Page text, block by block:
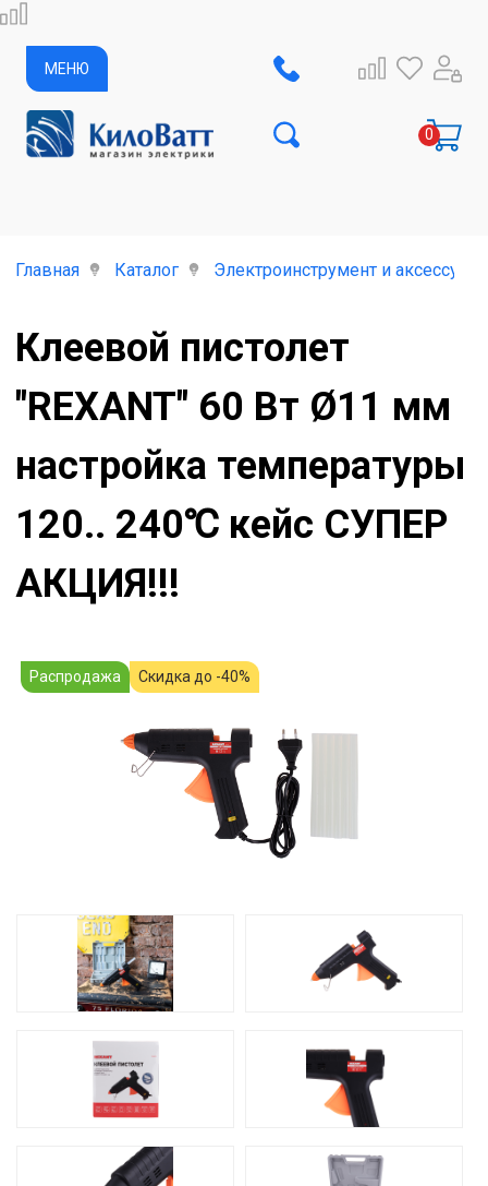
МЕНЮ
Главная Каталог Электроинструмент и
Клеевой пистолет
"REXANT" 60 Вт Ø11 мм
настройка температуры
120.. 240℃ кейс СУПЕР
АКЦИЯ!!!
Распродажа Скидка до -40%